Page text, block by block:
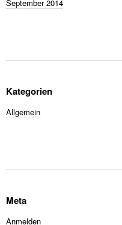
September 2014
Kategorien
Allgemein
Meta
Anmelden